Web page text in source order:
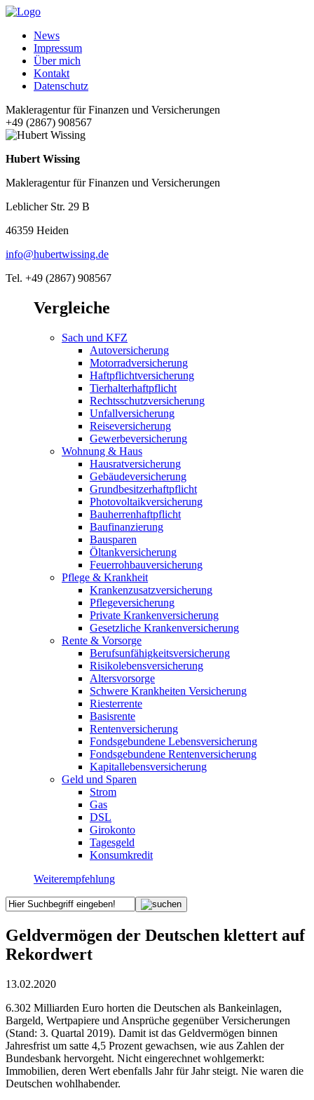
News
Impressum
Über mich
Kontakt
Datenschutz
Makleragentur für Finanzen und Versicherungen
+49 (2867) 908567
Hubert Wissing
Makleragentur für Finanzen und Versicherungen
Leblicher Str. 29 B
46359 Heiden
info@hubertwissing.de
Tel. +49 (2867) 908567
Vergleiche
Sach und KFZ
Autoversicherung
Motorradversicherung
Haftpflichtversicherung
Tierhalterhaftpflicht
Rechtsschutzversicherung
Unfallversicherung
Reiseversicherung
Gewerbeversicherung
Wohnung & Haus
Hausratversicherung
Gebäudeversicherung
Grundbesitzerhaftpflicht
Photovoltaikversicherung
Bauherrenhaftpflicht
Baufinanzierung
Bausparen
Öltankversicherung
Feuerrohbauversicherung
Pflege & Krankheit
Krankenzusatzversicherung
Pflegeversicherung
Private Krankenversicherung
Gesetzliche Krankenversicherung
Rente & Vorsorge
Berufs­unfähigkeitsversicherung
Risikolebensversicherung
Altersvorsorge
Schwere Krankheiten Versicherung
Riesterrente
Basisrente
Rentenversicherung
Fondsgebundene Lebensversicherung
Fondsgebundene Rentenversicherung
Kapitallebensversicherung
Geld und Sparen
Strom
Gas
DSL
Girokonto
Tagesgeld
Konsumkredit
Weiterempfehlung
Geldvermögen der Deutschen klettert auf
Rekordwert
13.02.2020
6.302 Milliarden Euro horten die Deutschen als Bankeinlagen,
Bargeld, Wertpapiere und Ansprüche gegenüber Versicherungen
(Stand: 3. Quartal 2019). Damit ist das Geldvermögen binnen
Jahresfrist um satte 4,5 Prozent gewachsen, wie aus Zahlen der
Bundesbank hervorgeht. Nicht eingerechnet wohlgemerkt:
Immobilien, deren Wert ebenfalls Jahr für Jahr steigt. Nie waren die
Deutschen wohlhabender.